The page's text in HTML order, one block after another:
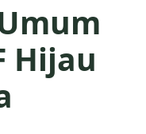
Hijau